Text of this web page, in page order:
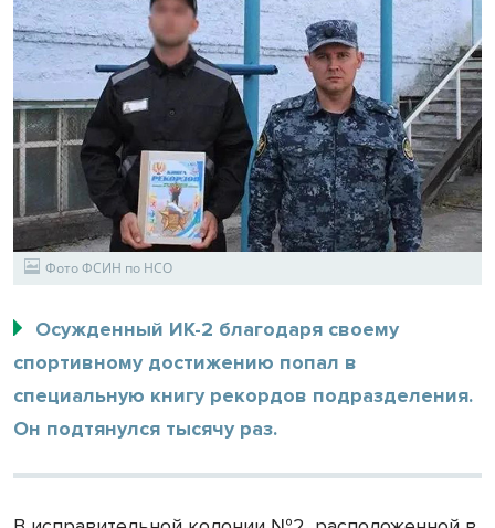
Фото ФСИН по НСО
Осужденный ИК-2 благодаря своему
спортивному достижению попал в
специальную книгу рекордов подразделения.
Он подтянулся тысячу раз.